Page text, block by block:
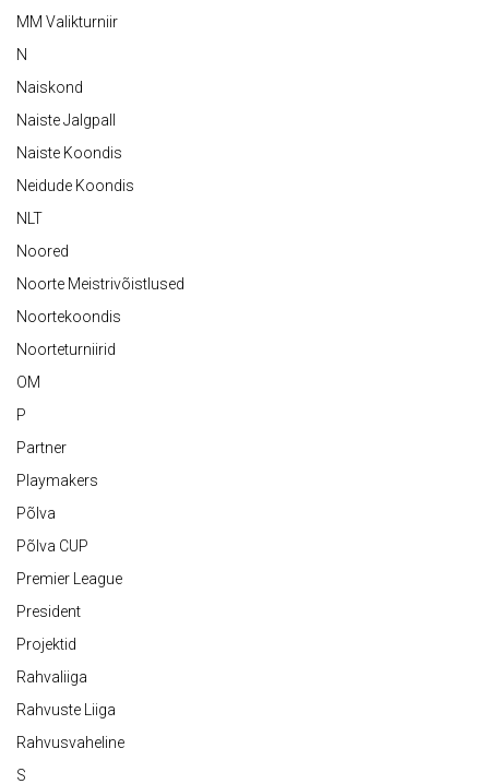
MM Valikturniir
N
Naiskond
Naiste Jalgpall
Naiste Koondis
Neidude Koondis
NLT
Noored
Noorte Meistrivõistlused
Noortekoondis
Noorteturniirid
OM
P
Partner
Playmakers
Põlva
Põlva CUP
Premier League
President
Projektid
Rahvaliiga
Rahvuste Liiga
Rahvusvaheline
S